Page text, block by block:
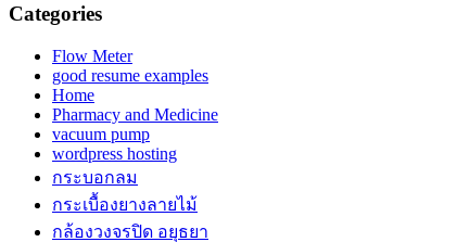
Categories
Flow Meter
good resume examples
Home
Pharmacy and Medicine
vacuum pump
wordpress hosting
กระบอกลม
กระเบื้องยางลายไม้
กล้องวงจรปิด อยุธยา